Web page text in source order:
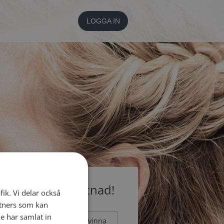
LOGGA IN
utan kostnad!
Man Kvinna
Vi delar också
som kan
har samlat in